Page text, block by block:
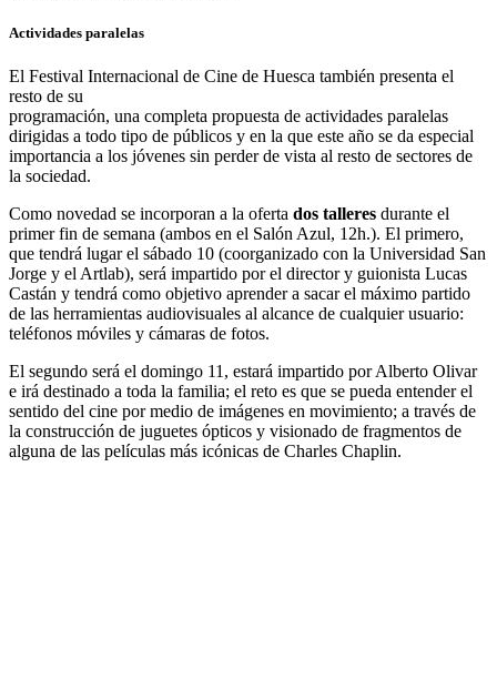
Actividades paralelas
El Festival Internacional de Cine de Huesca también presenta el
resto de su
programación, una completa propuesta de actividades paralelas
dirigidas a todo tipo de públicos y en la que este año se da especial
importancia a los jóvenes sin perder de vista al resto de sectores de
la sociedad.
Como novedad se incorporan a la oferta dos talleres durante el
primer fin de semana (ambos en el Salón Azul, 12h.). El primero,
que tendrá lugar el sábado 10 (coorganizado con la Universidad San
Jorge y el Artlab), será impartido por el director y guionista Lucas
Castán y tendrá como objetivo aprender a sacar el máximo partido
de las herramientas audiovisuales al alcance de cualquier usuario:
teléfonos móviles y cámaras de fotos.
El segundo será el domingo 11, estará impartido por Alberto Olivar
e irá destinado a toda la familia; el reto es que se pueda entender el
sentido del cine por medio de imágenes en movimiento; a través de
la construcción de juguetes ópticos y visionado de fragmentos de
alguna de las películas más icónicas de Charles Chaplin.